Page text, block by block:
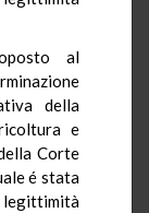
al
della
e
Corte
é stata